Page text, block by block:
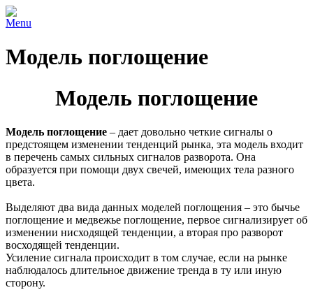
Menu
Модель поглощение
Модель поглощение
Модель поглощение – дает довольно четкие сигналы о
предстоящем изменении тенденций рынка, эта модель входит
в перечень самых сильных сигналов разворота. Она
образуется при помощи двух свечей, имеющих тела разного
цвета.
Выделяют два вида данных моделей поглощения – это бычье
поглощение и медвежье поглощение, первое сигнализирует об
изменении нисходящей тенденции, а вторая про разворот
восходящей тенденции.
Усиление сигнала происходит в том случае, если на рынке
наблюдалось длительное движение тренда в ту или иную
сторону.